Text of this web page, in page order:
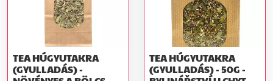
TEA HÚGYUTAKRA
(GYULLADÁS) -
TEA HÚGYUTAKRA
(GYULLADÁS) - 50G -